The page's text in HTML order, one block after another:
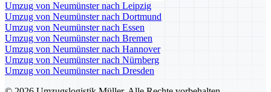
Umzug von Neumünster nach Leipzig
Umzug von Neumünster nach Dortmund
Umzug von Neumünster nach Essen
Umzug von Neumünster nach Bremen
Umzug von Neumünster nach Hannover
Umzug von Neumünster nach Nürnberg
Umzug von Neumünster nach Dresden